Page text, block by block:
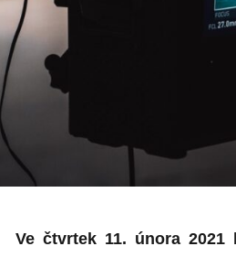
Ve čtvrtek 11. února